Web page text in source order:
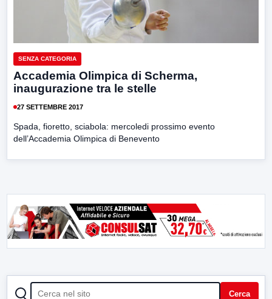
SENZA CATEGORIA
Accademia Olimpica di Scherma,
inaugurazione tra le stelle
27 SETTEMBRE 2017
Spada, fioretto, sciabola: mercoledi prossimo evento
dell’Accademia Olimpica di Benevento
CERCA Cerca